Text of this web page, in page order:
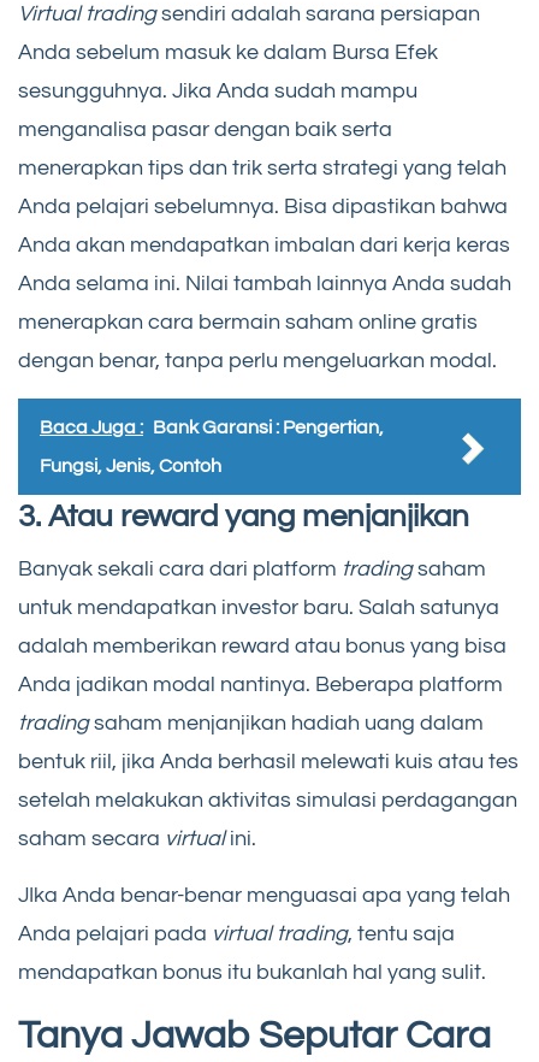
Virtual tradingsendiri adalah sarana persiapan
Anda sebelum masuk ke dalam Bursa Efek
sesungguhnya. Jika Anda sudah mampu
menganalisa pasar dengan baik serta
menerapkan tips dan trik serta strategi yang telah
Anda pelajari sebelumnya. Bisa dipastikan bahwa
Anda akan mendapatkan imbalan dari kerja keras
Anda selama ini. Nilai tambah lainnya Anda sudah
menerapkan cara bermain saham online gratis
dengan benar, tanpa perlu mengeluarkan modal.
Baca Juga : Bank Garansi : Pengertian,
Fungsi, Jenis, Contoh
3. Atau reward yang menjanjikan
Banyak sekali cara dari platform tradingsaham
untuk mendapatkan investor baru. Salah satunya
adalah memberikan reward atau bonus yang bisa
Anda jadikan modal nantinya. Beberapa platform
tradingsaham menjanjikan hadiah uang dalam
bentuk riil, jika Anda berhasil melewati kuis atau tes
setelah melakukan aktivitas simulasi perdagangan
saham secara virtualini.
JIka Anda benar-benar menguasai apa yang telah
Anda pelajari pada virtual trading, tentu saja
mendapatkan bonus itu bukanlah hal yang sulit.
Tanya Jawab Seputar Cara